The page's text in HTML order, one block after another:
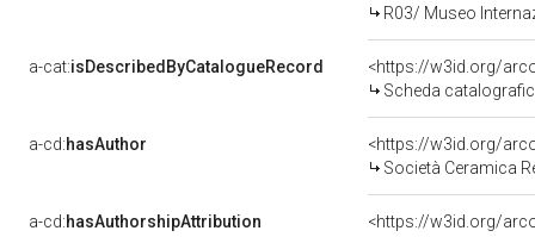
R03/ Museo
a-cat:isDescribedByCatalogueRecord
<https://w3id.org/
Scheda
a-cd:hasAuthor
<https://w3id.org/
Società Ceramica
a-cd:hasAuthorshipAttribution
<https://w3id.org/